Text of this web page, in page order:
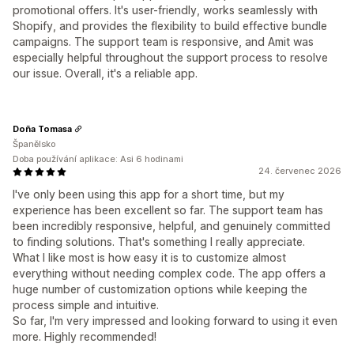
promotional offers. It's user-friendly, works seamlessly with
Shopify, and provides the flexibility to build effective bundle
campaigns. The support team is responsive, and Amit was
especially helpful throughout the support process to resolve
our issue. Overall, it's a reliable app.
24. červenec 2026
I've only been using this app for a short time, but my
experience has been excellent so far. The support team has
been incredibly responsive, helpful, and genuinely committed
to finding solutions. That's something I really appreciate.
What I like most is how easy it is to customize almost
everything without needing complex code. The app offers a
huge number of customization options while keeping the
process simple and intuitive.
So far, I'm very impressed and looking forward to using it even
more. Highly recommended!
Doña Tomasa
Španělsko
Doba používání aplikace: Asi 6 hodinami